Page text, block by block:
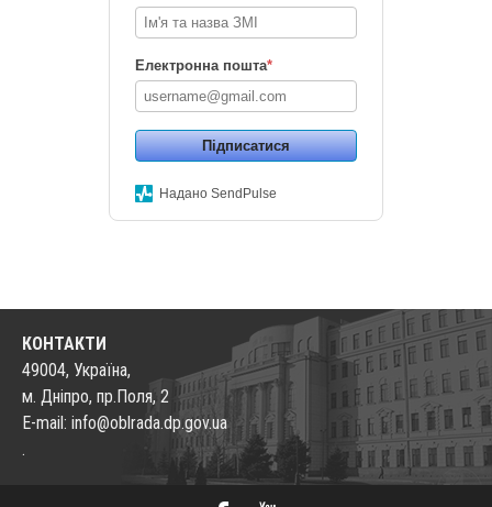
Електронна пошта*
Підписатися
Надано SendPulse
КОНТАКТИ
49004, Україна,
м. Дніпро, пр.Поля, 2
E-mail: info@oblrada.dp.gov.ua
.